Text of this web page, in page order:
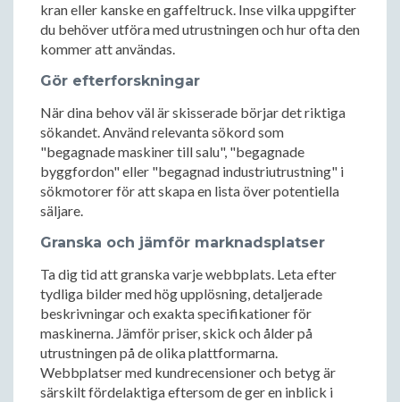
kran eller kanske en gaffeltruck. Inse vilka uppgifter
du behöver utföra med utrustningen och hur ofta den
kommer att användas.
Gör efterforskningar
När dina behov väl är skisserade börjar det riktiga
sökandet. Använd relevanta sökord som
"begagnade maskiner till salu", "begagnade
byggfordon" eller "begagnad industriutrustning" i
sökmotorer för att skapa en lista över potentiella
säljare.
Granska och jämför marknadsplatser
Ta dig tid att granska varje webbplats. Leta efter
tydliga bilder med hög upplösning, detaljerade
beskrivningar och exakta specifikationer för
maskinerna. Jämför priser, skick och ålder på
utrustningen på de olika plattformarna.
Webbplatser med kundrecensioner och betyg är
särskilt fördelaktiga eftersom de ger en inblick i